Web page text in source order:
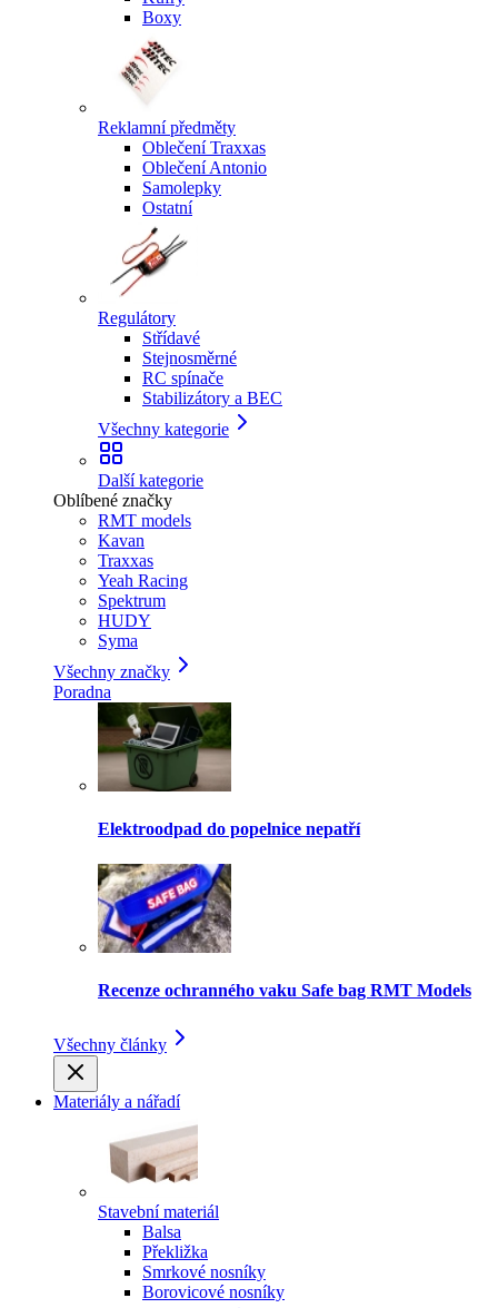
Boxy
Reklamní předměty
Oblečení Traxxas
Oblečení Antonio
Samolepky
Ostatní
Regulátory
Střídavé
Stejnosměrné
RC spínače
Stabilizátory a BEC
Všechny kategorie
Další kategorie
Oblíbené značky
RMT models
Kavan
Traxxas
Yeah Racing
Spektrum
HUDY
Syma
Všechny značky
Poradna
Elektroodpad do popelnice nepatří
Recenze ochranného vaku Safe bag RMT Models
Všechny články
Materiály a nářadí
Stavební materiál
Balsa
Překližka
Smrkové nosníky
Borovicové nosníky